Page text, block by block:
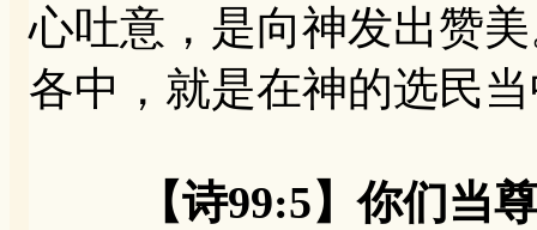
心吐意，是向神发出赞
各中，就是在神的选民
【诗99:5】你们当